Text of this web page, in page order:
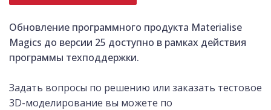
Обновление программного продукта Materialise
Magics до версии 25 доступно в рамках действия
программы техподдержки.
Задать вопросы по решению или заказать тестовое
3D-моделирование вы можете по